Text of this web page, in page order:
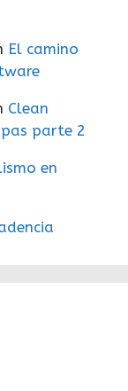
El camino
Clean
parte 2
en